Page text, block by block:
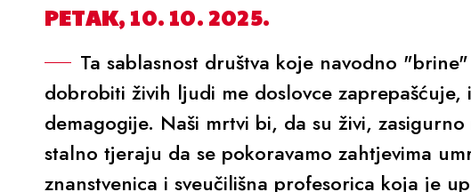
PETAK, 10. 10. 2025.
Ta sablasnost društva koje navodno
dobrobiti živih ljudi me doslovce
demagogije. Naši mrtvi bi, da su živi,
stalno tjeraju da se pokoravamo zahtjevima
znanstvenica i sveučilišna profesorica koja je